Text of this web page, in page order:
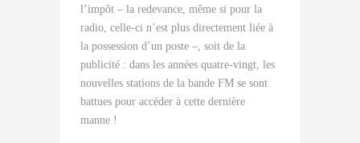
l’impôt – la redevance, même si pour la
radio, celle-ci n’est plus directement liée à
la possession d’un poste –, soit de la
publicité : dans les années quatre-vingt, les
nouvelles stations de la bande FM se sont
battues pour accéder à cette dernière
manne !